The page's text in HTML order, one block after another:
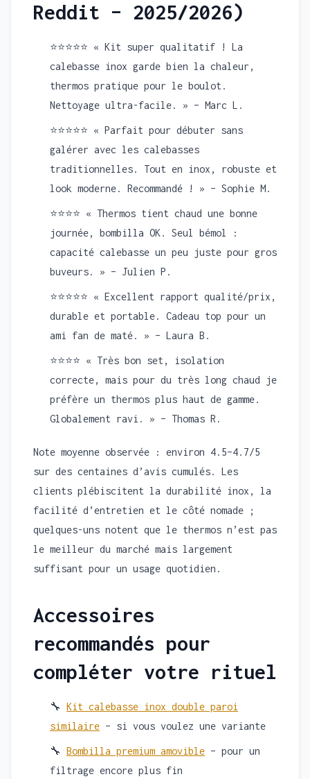
Reddit – 2025/2026)
⭐⭐⭐⭐⭐ « Kit super qualitatif ! La
calebasse inox garde bien la chaleur,
thermos pratique pour le boulot.
Nettoyage ultra-facile. » – Marc L.
⭐⭐⭐⭐⭐ « Parfait pour débuter sans
galérer avec les calebasses
traditionnelles. Tout en inox, robuste et
look moderne. Recommandé ! » – Sophie M.
⭐⭐⭐⭐ « Thermos tient chaud une bonne
journée, bombilla OK. Seul bémol :
capacité calebasse un peu juste pour gros
buveurs. » – Julien P.
⭐⭐⭐⭐⭐ « Excellent rapport qualité/prix,
durable et portable. Cadeau top pour un
ami fan de maté. » – Laura B.
⭐⭐⭐⭐ « Très bon set, isolation
correcte, mais pour du très long chaud je
préfère un thermos plus haut de gamme.
Globalement ravi. » – Thomas R.
Note moyenne observée : environ 4.5–4.7/5
sur des centaines d’avis cumulés. Les
clients plébiscitent la durabilité inox, la
facilité d’entretien et le côté nomade ;
quelques-uns notent que le thermos n’est pas
le meilleur du marché mais largement
suffisant pour un usage quotidien.
Accessoires
recommandés pour
compléter votre rituel
🔧 Kit calebasse inox double paroi
similaire – si vous voulez une variante
🔧 Bombilla premium amovible – pour un
filtrage encore plus fin